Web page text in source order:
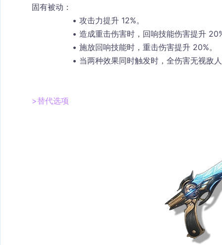
固有被动 ：
攻击力提升 12%。
造成重击伤害时，回响技能伤害提升
施放回响技能时，重击伤害提升 20%。
当两种效果同时触发时，全伤害无视敌
>替代选项